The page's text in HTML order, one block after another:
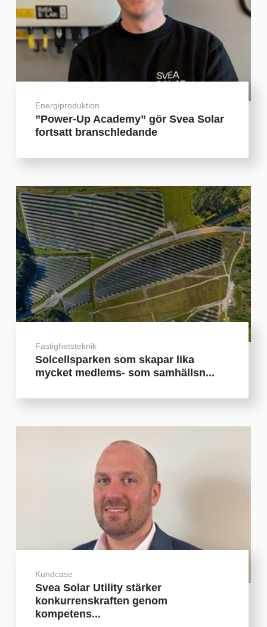
Energiproduktion
”Power-Up Academy” gör Svea Solar
fortsatt branschledande
Fastighetsteknik
Solcellsparken som skapar lika
mycket medlems- som samhällsn...
Kundcase
Svea Solar Utility stärker
konkurrenskraften genom
kompetens...